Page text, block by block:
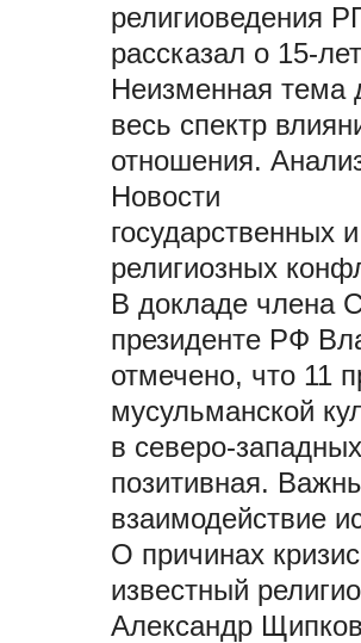
религиоведения
рассказал о 15-
Неизменная тема
весь спектр
отношения.
Новости
государственных
религиозных
В докладе члена
президенте РФ
отмечено, что 11
мусульманской
в северо-
позитивная.
взаимодействие
О причинах
известный
Александр